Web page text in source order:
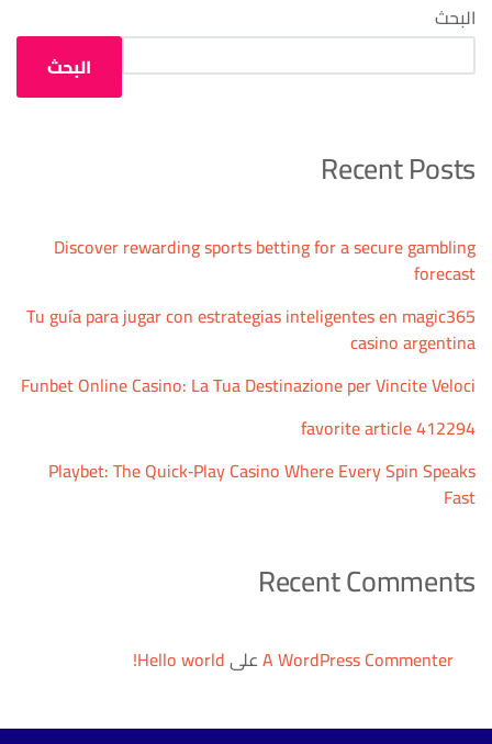
البحث
البحث
Recent Posts
Discover rewarding sports betting for a secure gambling
forecast
Tu guía para jugar con estrategias inteligentes en magic365
casino argentina
Funbet Online Casino: La Tua Destinazione per Vincite Veloci
favorite article 412294
Playbet: The Quick‑Play Casino Where Every Spin Speaks
Fast
Recent Comments
A WordPress CommenterعلىHello world!